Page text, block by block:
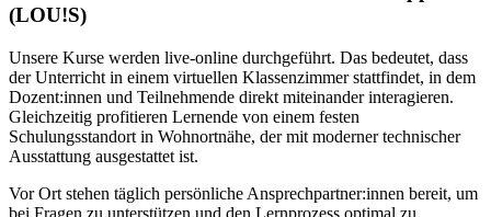
(LOU!S)
Unsere Kurse werden live-online durchgeführt. Das bedeutet, dass
der Unterricht in einem virtuellen Klassenzimmer stattfindet, in dem
Dozent:innen und Teilnehmende direkt miteinander interagieren.
Gleichzeitig profitieren Lernende von einem festen
Schulungsstandort in Wohnortnähe, der mit moderner technischer
Ausstattung ausgestattet ist.
Vor Ort stehen täglich persönliche Ansprechpartner:innen bereit, um
bei Fragen zu unterstützen und den Lernprozess optimal zu